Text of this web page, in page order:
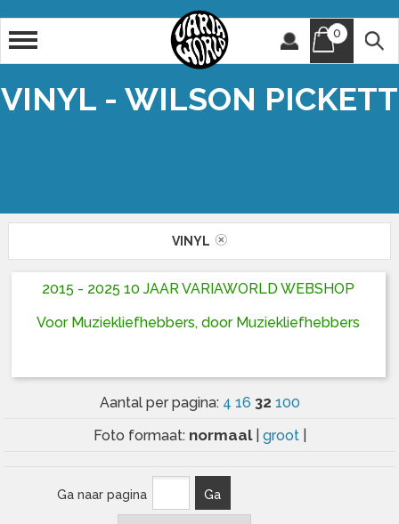
0
VINYL - WILSON PICKETT
VINYL
2015 - 2025 10 JAAR VARIAWORLD WEBSHOP
Voor Muziekliefhebbers, door Muziekliefhebbers
Aantal per pagina: 4 16 32 100
Foto formaat: normaal groot
Ga naar pagina Ga